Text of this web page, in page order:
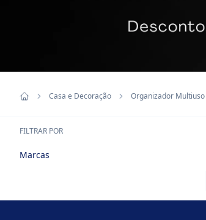
Casa e Decoração Organizador Multiuso
FILTRAR POR
Marcas